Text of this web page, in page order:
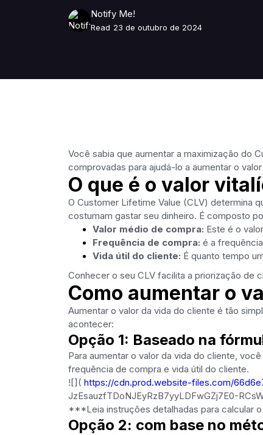
Notify Me!
Read 23 de outubro de 2024
Você sabia que aumentar a maximização do
comprovadas para ajudá-lo a aumentar o
O que é o valor
O Customer Lifetime Value (CLV) determina
costumam gastar seu dinheiro. É composto
Valor médio de compra: Este é o
Frequência de compra: é a
Vida útil do cliente: É quanto tempo
Conhecer o seu CLV facilita a priorização de
Como aumentar o
Aumentar o valor da vida do cliente é tão
acontecer:
Opção 1: Baseado na
Para aumentar o valor da vida do cliente,
frequência de compra e vida útil do cliente.
![]( https://cdn.prod.website-files.com/
JzEsauzfTDoNJEyRzB7yyLDFwGZj7E0-
***Leia instruções detalhadas para calcular
Opção 2: com base no